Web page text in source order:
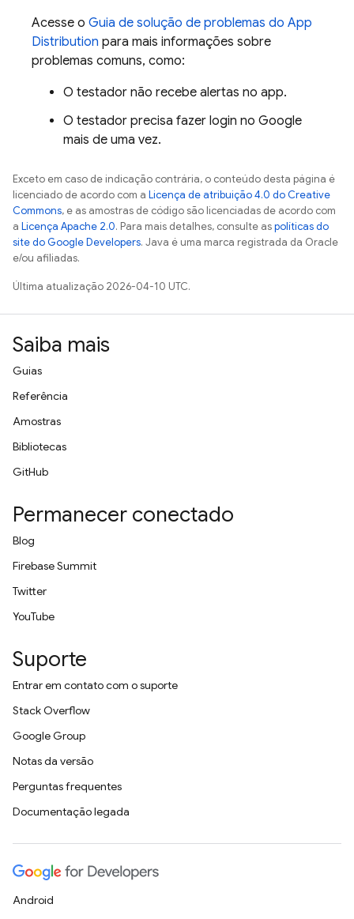
Acesse o Guia de solução de problemas do App
Distribution para mais informações sobre
problemas comuns, como:
O testador não recebe alertas no app.
O testador precisa fazer login no Google
mais de uma vez.
Exceto em caso de indicação contrária, o conteúdo desta página é
licenciado de acordo com a Licença de atribuição 4.0 do Creative
Commons, e as amostras de código são licenciadas de acordo com
a Licença Apache 2.0. Para mais detalhes, consulte aspolíticas do
site do Google Developers. Java é uma marca registrada da Oracle
e/ou afiliadas.
Última atualização 2026-04-10 UTC.
Saiba mais
Guias
Referência
Amostras
Bibliotecas
GitHub
Permanecer conectado
Blog
Firebase Summit
Twitter
YouTube
Suporte
Entrar em contato com o suporte
Stack Overflow
Google Group
Notas da versão
Perguntas frequentes
Documentação legada
Android